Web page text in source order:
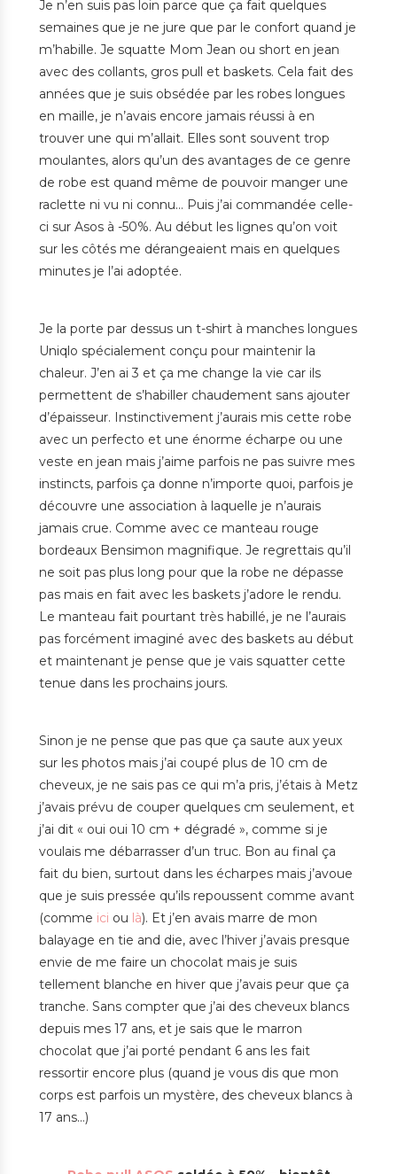
Je n’en suis pas loin parce que ça fait quelques
semaines que je ne jure que par le confort quand je
m’habille. Je squatte Mom Jean ou short en jean
avec des collants, gros pull et baskets. Cela fait des
années que je suis obsédée par les robes longues
en maille, je n’avais encore jamais réussi à en
trouver une qui m’allait. Elles sont souvent trop
moulantes, alors qu’un des avantages de ce genre
de robe est quand même de pouvoir manger une
raclette ni vu ni connu… Puis j’ai commandée celle-
ci sur Asos à -50%. Au début les lignes qu’on voit
sur les côtés me dérangeaient mais en quelques
minutes je l’ai adoptée.
Je la porte par dessus un t-shirt à manches longues
Uniqlo spécialement conçu pour maintenir la
chaleur. J’en ai 3 et ça me change la vie car ils
permettent de s’habiller chaudement sans ajouter
d’épaisseur. Instinctivement j’aurais mis cette robe
avec un perfecto et une énorme écharpe ou une
veste en jean mais j’aime parfois ne pas suivre mes
instincts, parfois ça donne n’importe quoi, parfois je
découvre une association à laquelle je n’aurais
jamais crue. Comme avec ce manteau rouge
bordeaux Bensimon magnifique. Je regrettais qu’il
ne soit pas plus long pour que la robe ne dépasse
pas mais en fait avec les baskets j’adore le rendu.
Le manteau fait pourtant très habillé, je ne l’aurais
pas forcément imaginé avec des baskets au début
et maintenant je pense que je vais squatter cette
tenue dans les prochains jours.
Sinon je ne pense que pas que ça saute aux yeux
sur les photos mais j’ai coupé plus de 10 cm de
cheveux, je ne sais pas ce qui m’a pris, j’étais à Metz
j’avais prévu de couper quelques cm seulement, et
j’ai dit « oui oui 10 cm + dégradé », comme si je
voulais me débarrasser d’un truc. Bon au final ça
fait du bien, surtout dans les écharpes mais j’avoue
que je suis pressée qu’ils repoussent comme avant
(comme ici ou là). Et j’en avais marre de mon
balayage en tie and die, avec l’hiver j’avais presque
envie de me faire un chocolat mais je suis
tellement blanche en hiver que j’avais peur que ça
tranche. Sans compter que j’ai des cheveux blancs
depuis mes 17 ans, et je sais que le marron
chocolat que j’ai porté pendant 6 ans les fait
ressortir encore plus (quand je vous dis que mon
corps est parfois un mystère, des cheveux blancs à
17 ans…)